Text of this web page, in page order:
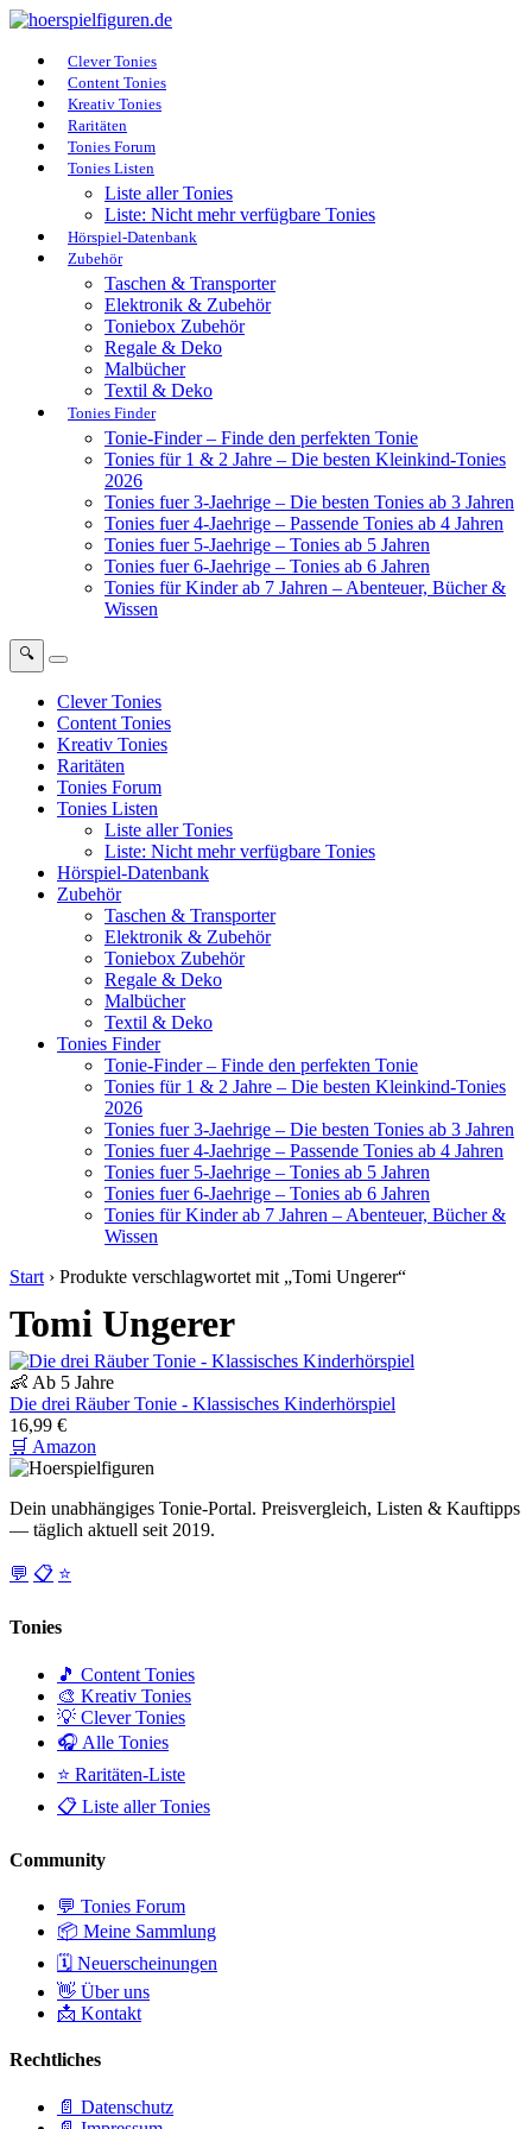
Clever Tonies
Content Tonies
Kreativ Tonies
Raritäten
Tonies Forum
Tonies Listen
Liste aller Tonies
Liste: Nicht mehr verfügbare Tonies
Hörspiel-Datenbank
Zubehör
Taschen & Transporter
Elektronik & Zubehör
Toniebox Zubehör
Regale & Deko
Malbücher
Textil & Deko
Tonies Finder
Tonie-Finder – Finde den perfekten Tonie
Tonies für 1 & 2 Jahre – Die besten Kleinkind-Tonies
2026
Tonies fuer 3-Jaehrige – Die besten Tonies ab 3 Jahren
Tonies fuer 4-Jaehrige – Passende Tonies ab 4 Jahren
Tonies fuer 5-Jaehrige – Tonies ab 5 Jahren
Tonies fuer 6-Jaehrige – Tonies ab 6 Jahren
Tonies für Kinder ab 7 Jahren – Abenteuer, Bücher &
Wissen
🔍
Clever Tonies
Content Tonies
Kreativ Tonies
Raritäten
Tonies Forum
Tonies Listen
Liste aller Tonies
Liste: Nicht mehr verfügbare Tonies
Hörspiel-Datenbank
Zubehör
Taschen & Transporter
Elektronik & Zubehör
Toniebox Zubehör
Regale & Deko
Malbücher
Textil & Deko
Tonies Finder
Tonie-Finder – Finde den perfekten Tonie
Tonies für 1 & 2 Jahre – Die besten Kleinkind-Tonies
2026
Tonies fuer 3-Jaehrige – Die besten Tonies ab 3 Jahren
Tonies fuer 4-Jaehrige – Passende Tonies ab 4 Jahren
Tonies fuer 5-Jaehrige – Tonies ab 5 Jahren
Tonies fuer 6-Jaehrige – Tonies ab 6 Jahren
Tonies für Kinder ab 7 Jahren – Abenteuer, Bücher &
Wissen
Start › Produkte verschlagwortet mit „Tomi Ungerer“
Tomi Ungerer
👶 Ab 5 Jahre
Die drei Räuber Tonie - Klassisches Kinderhörspiel
16,99 €
🛒 Amazon
Dein unabhängiges Tonie-Portal. Preisvergleich, Listen & Kauftipps
— täglich aktuell seit 2019.
💬 📋 ⭐
Tonies
🎵 Content Tonies
🎨 Kreativ Tonies
💡 Clever Tonies
🎧 Alle Tonies
⭐ Raritäten-Liste
📋 Liste aller Tonies
Community
💬 Tonies Forum
📦 Meine Sammlung
🗓️ Neuerscheinungen
👋 Über uns
📩 Kontakt
Rechtliches
📄 Datenschutz